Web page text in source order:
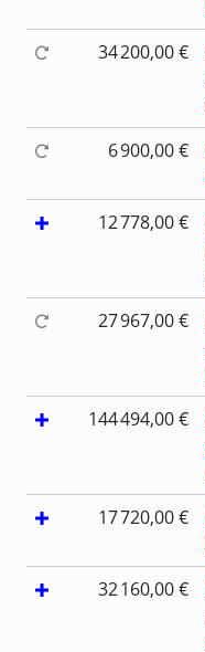
34 200,00 €
6 900,00 €
12 778,00 €
27 967,00 €
144 494,00 €
17 720,00 €
32 160,00 €